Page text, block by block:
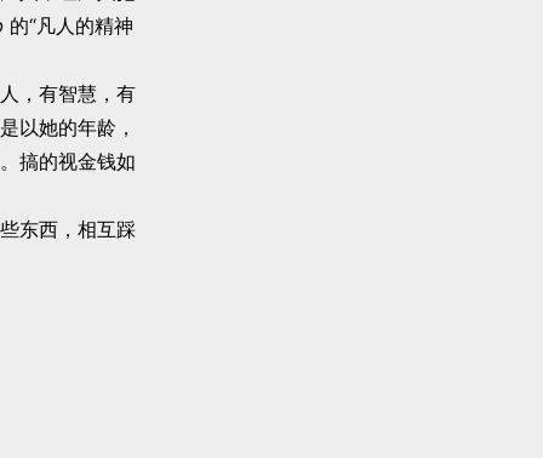
的“凡人的精神
，有智慧，有
以她的年龄，
搞的视金钱如
东西，相互踩